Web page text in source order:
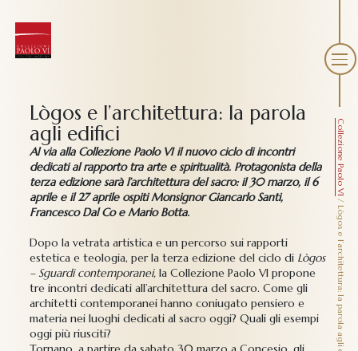
Collezione Paolo VI
/
Lògos e l’architettura: la parola agli edifici
Lògos e l’architettura: la parola
agli edifici
Al via alla Collezione Paolo VI il nuovo ciclo di incontri
dedicati al rapporto tra arte e spiritualità. Protagonista della
terza edizione sarà l’architettura del sacro: il 30 marzo, il 6
aprile e il 27 aprile ospiti Monsignor Giancarlo Santi,
Francesco Dal Co e Mario Botta.
Dopo la vetrata artistica e un percorso sui rapporti
estetica e teologia, per la terza edizione del ciclo di Lògos
– Sguardi contemporanei, la Collezione Paolo VI propone
tre incontri dedicati all’architettura del sacro. Come gli
architetti contemporanei hanno coniugato pensiero e
materia nei luoghi dedicati al sacro oggi? Quali gli esempi
oggi più riusciti?